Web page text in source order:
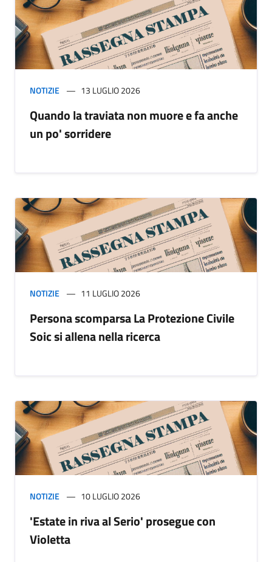
NOTIZIE 13 LUGLIO 2026
Quando la traviata non muore e fa anche
un po' sorridere
NOTIZIE 11 LUGLIO 2026
Persona scomparsa La Protezione Civile
Soic si allena nella ricerca
NOTIZIE 10 LUGLIO 2026
'Estate in riva al Serio' prosegue con
Violetta